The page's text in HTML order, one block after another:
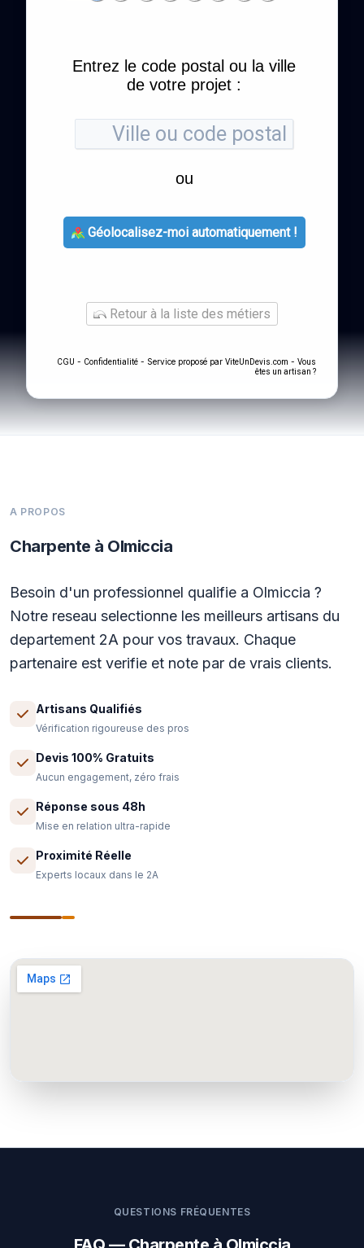
Entrez le code postal ou la ville
de votre projet :
ou
Géolocalisez-moi automatiquement !
Retour à la liste des métiers
CGU - Confidentialité - Service proposé par ViteUnDevis.com - Vous
êtes un artisan ?
A PROPOS
Charpente à Olmiccia
Besoin d'un professionnel qualifie a Olmiccia ?
Notre reseau selectionne les meilleurs artisans du
departement 2A pour vos travaux. Chaque
partenaire est verifie et note par de vrais clients.
Artisans Qualifiés
Vérification rigoureuse des pros
Devis 100% Gratuits
Aucun engagement, zéro frais
Réponse sous 48h
Mise en relation ultra-rapide
Proximité Réelle
Experts locaux dans le 2A
QUESTIONS FRÉQUENTES